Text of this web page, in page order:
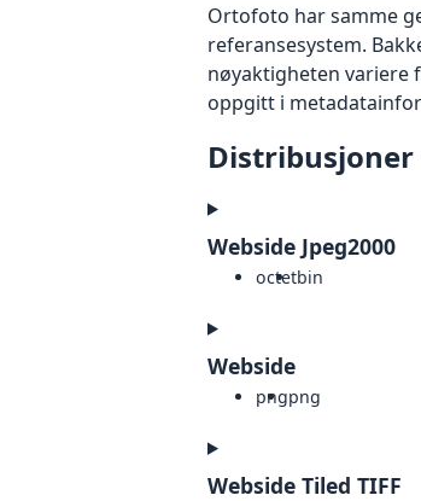
Ortofoto har samme
referansesystem.
nøyaktigheten variere
oppgitt i
Distribusjoner
Webside Jpeg2000
octetbin
Webside
pngpng
Webside Tiled TIFF